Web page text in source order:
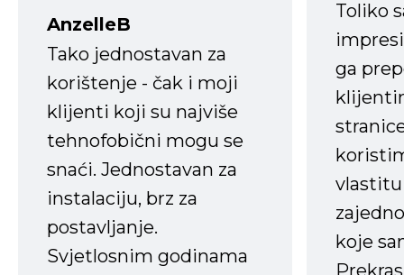
AnzelleB
Tako jednostavan za
korištenje - čak i moji
klijenti koji su najviše
tehnofobični mogu se
snaći. Jednostavan za
instalaciju, brz za
postavljanje.
Svjetlosnim godinama
Toliko
ga
koje